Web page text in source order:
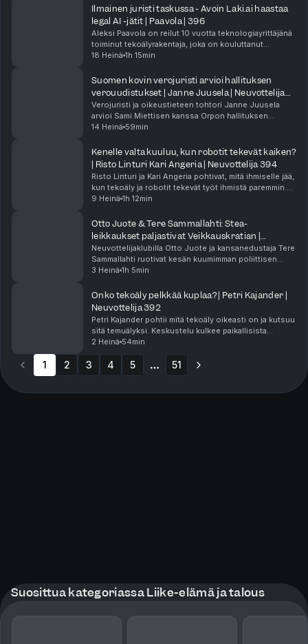
https://www.youtube.com/channel/UCRI34L9OtDJuZpaWicbNXzg
#neuvottelija Sami Miettinen
näytti...
Ilmainen juristi taskussa - Avoin Laki.ai haastaa
legal AI -jätit | Paavola | 396
Aleksi Paavola on reilut 10 vuotta teknologiayrittäjänä
toiminut tekoälyrakentaja, joka on kouluttanut
kielimalleihin niin Googlen Euroopan tiimiä kuin
18 Heinä 1h 15min
Suomen kovin verojuristi arvioi hallituksen
verouudistukset | Janne Juusela | Neuvottelija
395
Verojuristi ja oikeustieteen tohtori Janne Juusela
arvioi Sami Miettisen kanssa Orpon hallituksen
veropäätökset huippujuristin ja investointipankkiirin
14 Heinä 59min
Kenelle valta kuuluu, kun robotit tekevät kaiken?
| Risto Linturi Kari Angeria | Neuvottelija 394
Risto Linturi ja Kari Angeria pohtivat, mitä ihmiselle jää,
kun tekoäly ja robotit tekevät työt ihmistä paremmin.
Keskustelu ammentaa heidän kirjastaan Elämän
9 Heinä 1h 12min
Otto Juote & Tere Sammallahti: Stea-
leikkaukset paljastivat Veikkauskratian |
Neuvottelija 393
Neuvottelijaklubilla Otto Juote ja kansanedustaja Tere
Sammallahti ruotivat kesän kuumimman poliittisen
draaman eli ministeri Wille Rydmanin Stea-leikkaukset
3 Heinä 1h 5min
Onko tekoäly pelkkää kuplaa? | Petri Kajander |
Neuvottelija 392
Petri Kajander pohtii mitä tekoäly oikeasti on ja kutsuu
sitä temuälyksi. Keskustelu kulkee paikallisista
kielimalleista ja agenttisesta koodauksesta tilien
yllättäviin porttikieltoihin ja tietoturvan...
2 Heinä 54min
1 2 3 4 5 51
Suosittua kategoriassa Liike-elämä ja talous